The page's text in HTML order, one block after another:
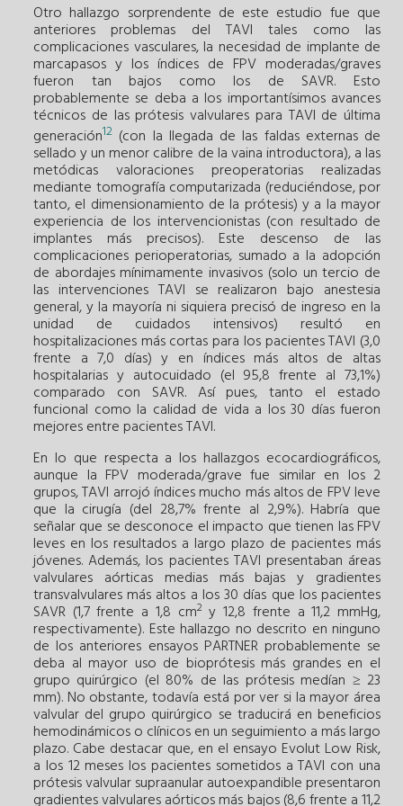
Otro hallazgo sorprendente de este estudio fue que
anteriores problemas del TAVI tales como las
complicaciones vasculares, la necesidad de implante de
marcapasos y los índices de FPV moderadas/graves
fueron tan bajos como los de SAVR. Esto
probablemente se deba a los importantísimos avances
técnicos de las prótesis valvulares para TAVI de última
generación12 (con la llegada de las faldas externas de
sellado y un menor calibre de la vaina introductora), a las
metódicas valoraciones preoperatorias realizadas
mediante tomografía computarizada (reduciéndose, por
tanto, el dimensionamiento de la prótesis) y a la mayor
experiencia de los intervencionistas (con resultado de
implantes más precisos). Este descenso de las
complicaciones perioperatorias, sumado a la adopción
de abordajes mínimamente invasivos (solo un tercio de
las intervenciones TAVI se realizaron bajo anestesia
general, y la mayoría ni siquiera precisó de ingreso en la
unidad de cuidados intensivos) resultó en
hospitalizaciones más cortas para los pacientes TAVI (3,0
frente a 7,0 días) y en índices más altos de altas
hospitalarias y autocuidado (el 95,8 frente al 73,1%)
comparado con SAVR. Así pues, tanto el estado
funcional como la calidad de vida a los 30 días fueron
mejores entre pacientes TAVI.
En lo que respecta a los hallazgos ecocardiográficos,
aunque la FPV moderada/grave fue similar en los 2
grupos, TAVI arrojó índices mucho más altos de FPV leve
que la cirugía (del 28,7% frente al 2,9%). Habría que
señalar que se desconoce el impacto que tienen las FPV
leves en los resultados a largo plazo de pacientes más
jóvenes. Además, los pacientes TAVI presentaban áreas
valvulares aórticas medias más bajas y gradientes
transvalvulares más altos a los 30 días que los pacientes
SAVR (1,7 frente a 1,8 cm2 y 12,8 frente a 11,2 mmHg,
respectivamente). Este hallazgo no descrito en ninguno
de los anteriores ensayos PARTNER probablemente se
deba al mayor uso de bioprótesis más grandes en el
grupo quirúrgico (el 80% de las prótesis medían ≥ 23
mm). No obstante, todavía está por ver si la mayor área
valvular del grupo quirúrgico se traducirá en beneficios
hemodinámicos o clínicos en un seguimiento a más largo
plazo. Cabe destacar que, en el ensayo Evolut Low Risk,
a los 12 meses los pacientes sometidos a TAVI con una
prótesis valvular supraanular autoexpandible presentaron
gradientes valvulares aórticos más bajos (8,6 frente a 11,2